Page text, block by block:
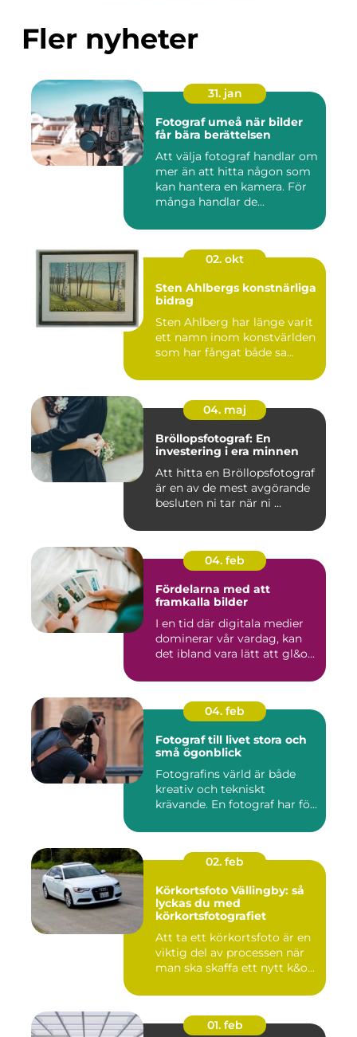
Fler nyheter
31. jan
Fotograf umeå när bilder
får bära berättelsen
Att välja fotograf handlar om
mer än att hitta någon som
kan hantera en kamera. För
många handlar de...
02. okt
Sten Ahlbergs konstnärliga
bidrag
Sten Ahlberg har länge varit
ett namn inom konstvärlden
som har fångat både sa...
04. maj
Bröllopsfotograf: En
investering i era minnen
Att hitta en Bröllopsfotograf
är en av de mest avgörande
besluten ni tar när ni ...
04. feb
Fördelarna med att
framkalla bilder
I en tid där digitala medier
dominerar vår vardag, kan
det ibland vara lätt att gl&o...
04. feb
Fotograf till livet stora och
små ögonblick
Fotografins värld är både
kreativ och tekniskt
krävande. En fotograf har fö...
02. feb
Körkortsfoto Vällingby: så
lyckas du med
körkortsfotografiet
Att ta ett körkortsfoto är en
viktig del av processen när
man ska skaffa ett nytt k&o...
01. feb